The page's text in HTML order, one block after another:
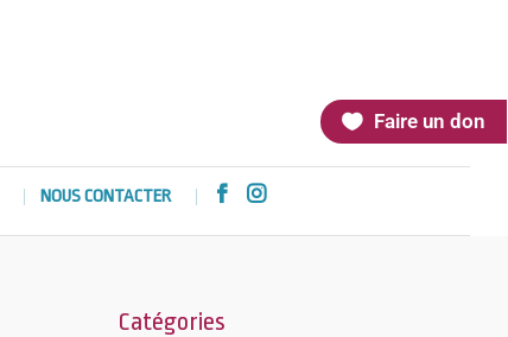
Faire un don
NOUS CONTACTER  
Catégories